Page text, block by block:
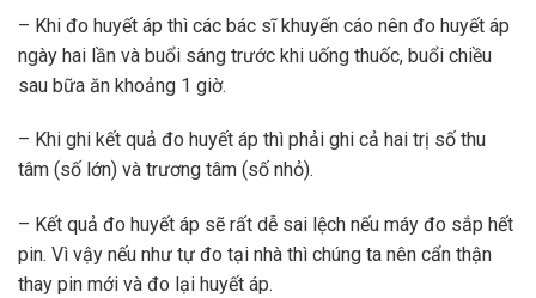
– Khi đo huyết áp thì các bác sĩ khuyến cáo nên đo huyết áp
ngày hai lần và buổi sáng trước khi uống thuốc, buổi chiều
sau bữa ăn khoảng 1 giờ.
– Khi ghi kết quả đo huyết áp thì phải ghi cả hai trị số thu
tâm (số lớn) và trương tâm (số nhỏ).
– Kết quả đo huyết áp sẽ rất dễ sai lệch nếu máy đo sắp hết
pin. Vì vậy nếu như tự đo tại nhà thì chúng ta nên cẩn thận
thay pin mới và đo lại huyết áp.